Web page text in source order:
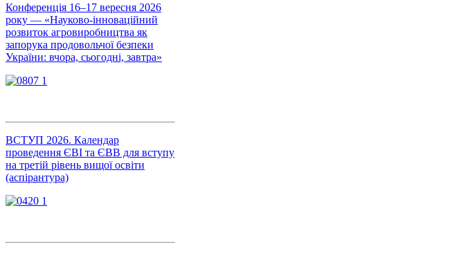
Конференція 16–17 вересня 2026
року — «Науково-інноваційний
розвиток агровиробництва як
запорука продовольчої безпеки
України: вчора, сьогодні, завтра»
ВСТУП 2026. Календар
проведення ЄВІ та ЄВВ для вступу
на третій рівень вищої освіти
(аспірантура)